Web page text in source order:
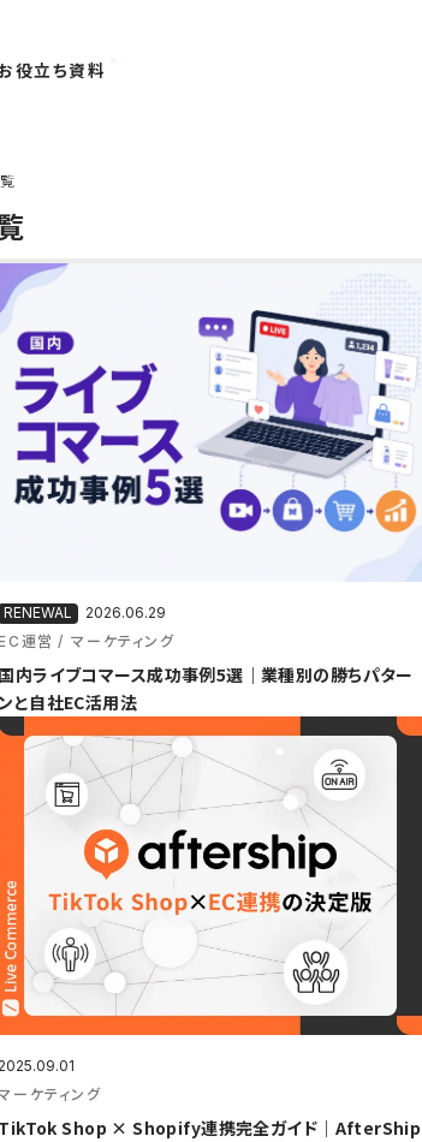
役立ち資料
ース
2026.06.29
運営
マーケティング
国内ライブコマース成功事例5選｜業種別の勝ちパター
ンと自社EC活用法
2025.09.01
ーケティング
TikTok Shop × Shopify連携完全ガイド｜AfterShip